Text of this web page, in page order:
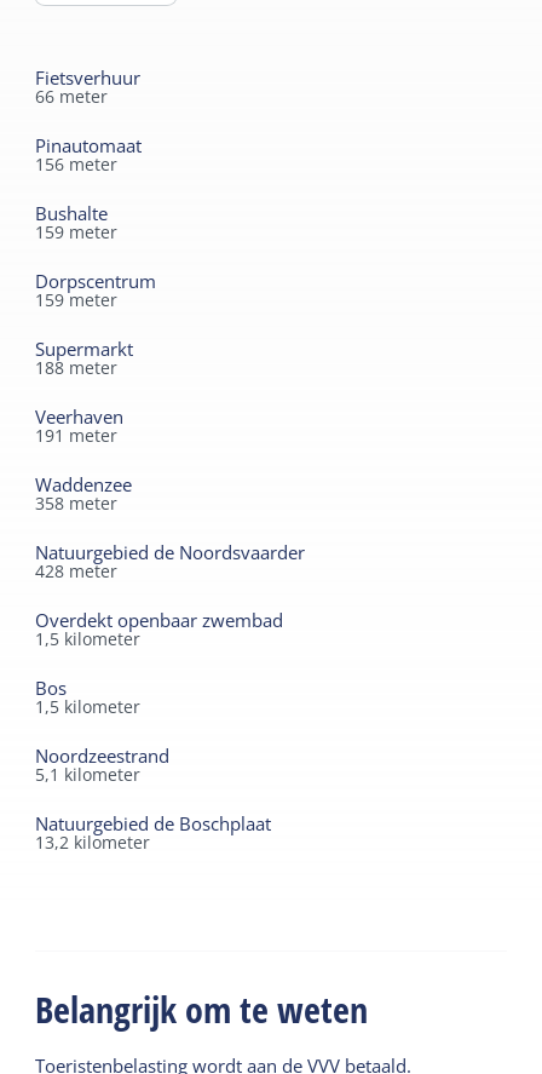
in het hart van het pittoreske West-Terschelling, op 4
Fietsverhuur
66 meter
Pinautomaat
156 meter
Bushalte
159 meter
Dorpscentrum
159 meter
Supermarkt
188 meter
Veerhaven
191 meter
Waddenzee
358 meter
Natuurgebied de Noordsvaarder
428 meter
Overdekt openbaar zwembad
1,5 kilometer
Bos
1,5 kilometer
Noordzeestrand
5,1 kilometer
Natuurgebied de Boschplaat
13,2 kilometer
Belangrijk om te weten
Toeristenbelasting wordt aan de VVV betaald.